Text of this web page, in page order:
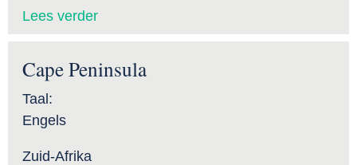
Lees verder
Cape Peninsula
Taal:
Engels
Zuid-Afrika